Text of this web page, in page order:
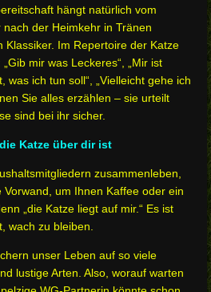
hängt natürlich vom
der Heimkehr in Tränen
Klassiker. Im Repertoire der Katze
mir was Leckeres“, „Mir ist
was ich tun soll“, „Vielleicht gehe ich
Sie alles erzählen – sie urteilt
sind bei ihr sicher.
Katze über dir ist
zusammenleben,
um Ihnen Kaffee oder ein
„die Katze liegt auf mir.“ Es ist
wach zu bleiben.
unser Leben auf so viele
lustige Arten. Also, worauf warten